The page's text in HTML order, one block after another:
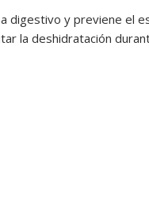
digestivo y previene el
la deshidratación